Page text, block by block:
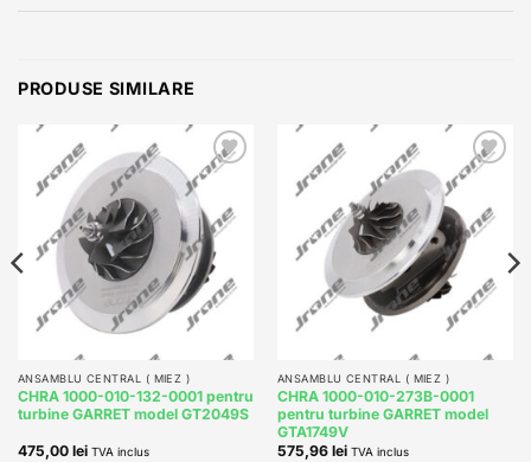
PRODUSE SIMILARE
Add to
ANSAMBLU CENTRAL ( MIEZ )
CHRA 1000-010-132-0001 pentru
turbine GARRET model GT2049S
475,00 lei TVA inclus
Add to
ANSAMBLU CENTRAL ( MIEZ )
CHRA 1000-010-273B-0001
pentru turbine GARRET model
GTA1749V
575,96 lei TVA inclus